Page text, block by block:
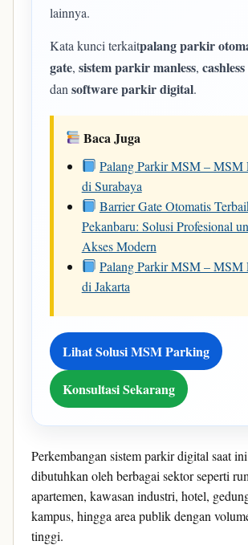
lainnya.
Kata kunci terkaitpalang parkir
gate, sistem parkir manless,
dan software parkir digital.
Baca Juga
Palang Parkir MSM – MSM
di Surabaya
Barrier Gate Otomatis
Pekanbaru: Solusi Profesional
Akses Modern
Palang Parkir MSM – MSM
di Jakarta
Lihat Solusi MSM Parking
Konsultasi Sekarang
Perkembangan sistem parkir digital saat
dibutuhkan oleh berbagai sektor seperti
apartemen, kawasan industri, hotel,
kampus, hingga area publik dengan
tinggi.